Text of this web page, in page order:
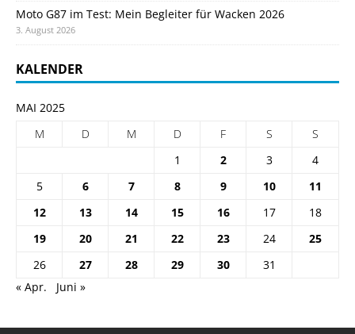
Moto G87 im Test: Mein Begleiter für Wacken 2026
3. August 2026
KALENDER
MAI 2025
M
D M D F S
S
1
2 3
4
5
6 7 8 9 10
11
12
13 14 15 16 17
18
19
20 21 22 23 24
25
26
27 28 29 30
31
« Apr.
Juni »